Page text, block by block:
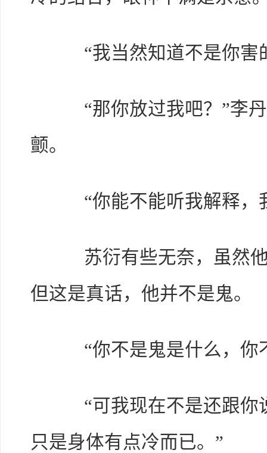
“我当然知道不是你害
“那你放过我吧？”李丹
颤。
“你能不能听我解释，
苏衍有些无奈，虽然他
但这是真话，他并不是鬼。
“你不是鬼是什么，你
“可我现在不是还跟你
只是身体有点冷而已。”